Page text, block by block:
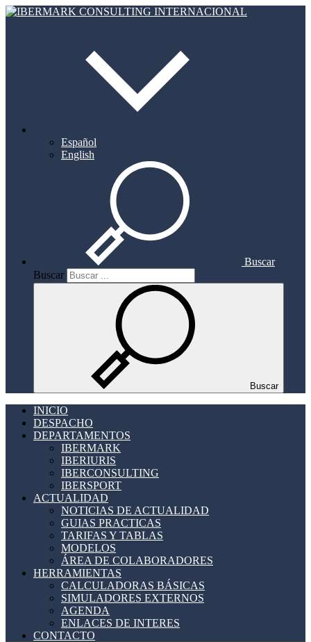
Español
English
Buscar
Buscar
Buscar
INICIO
DESPACHO
DEPARTAMENTOS
IBERMARK
IBERIURIS
IBERCONSULTING
IBERSPORT
ACTUALIDAD
NOTICIAS DE ACTUALIDAD
GUIAS PRACTICAS
TARIFAS Y TABLAS
MODELOS
ÁREA DE COLABORADORES
HERRAMIENTAS
CALCULADORAS BÁSICAS
SIMULADORES EXTERNOS
AGENDA
ENLACES DE INTERES
CONTACTO